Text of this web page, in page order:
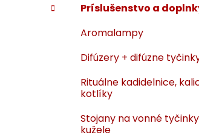
Príslušenstvo a
Aromalampy
Difúzery + difúzne
Rituálne kadidelnice,
kotlíky
Stojany na vonné
kužele